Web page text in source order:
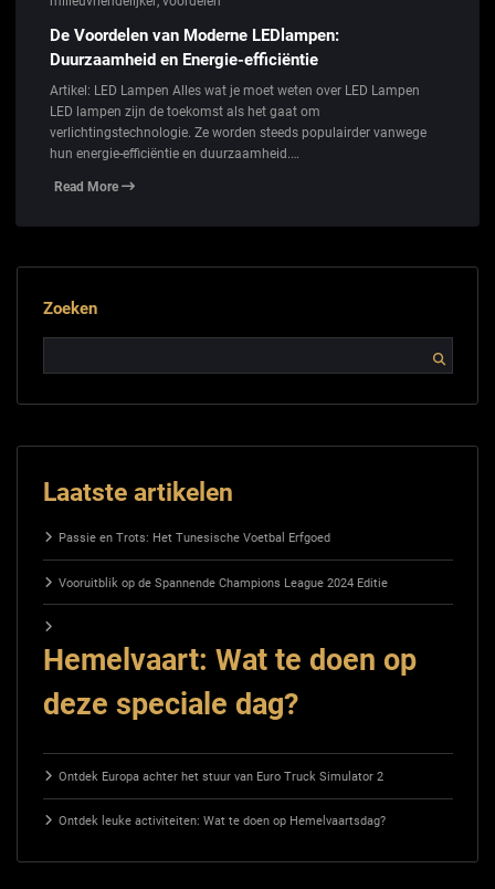
De Voordelen van Moderne LEDlampen:
Duurzaamheid en Energie-efficiëntie
Artikel: LED Lampen Alles wat je moet weten over LED Lampen
LED lampen zijn de toekomst als het gaat om
verlichtingstechnologie. Ze worden steeds populairder vanwege
hun energie-efficiëntie en duurzaamheid.…
Read More
Zoeken
Laatste artikelen
Passie en Trots: Het Tunesische Voetbal Erfgoed
Vooruitblik op de Spannende Champions League 2024 Editie
Hemelvaart: Wat te doen op
deze speciale dag?
Ontdek Europa achter het stuur van Euro Truck Simulator 2
Ontdek leuke activiteiten: Wat te doen op Hemelvaartsdag?